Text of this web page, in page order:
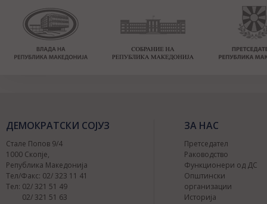
ДЕМОКРАТСКИ СОЈУЗ
Стале Попов 9/4
1000 Скопје,
Република Македонија
Тел/Факс: 02/ 323 11 41
Тел: 02/ 321 51 49
02/ 321 51 63
ЗА НАС
Претседател
Раководство
Функционери од ДС
Општински
организации
Историја